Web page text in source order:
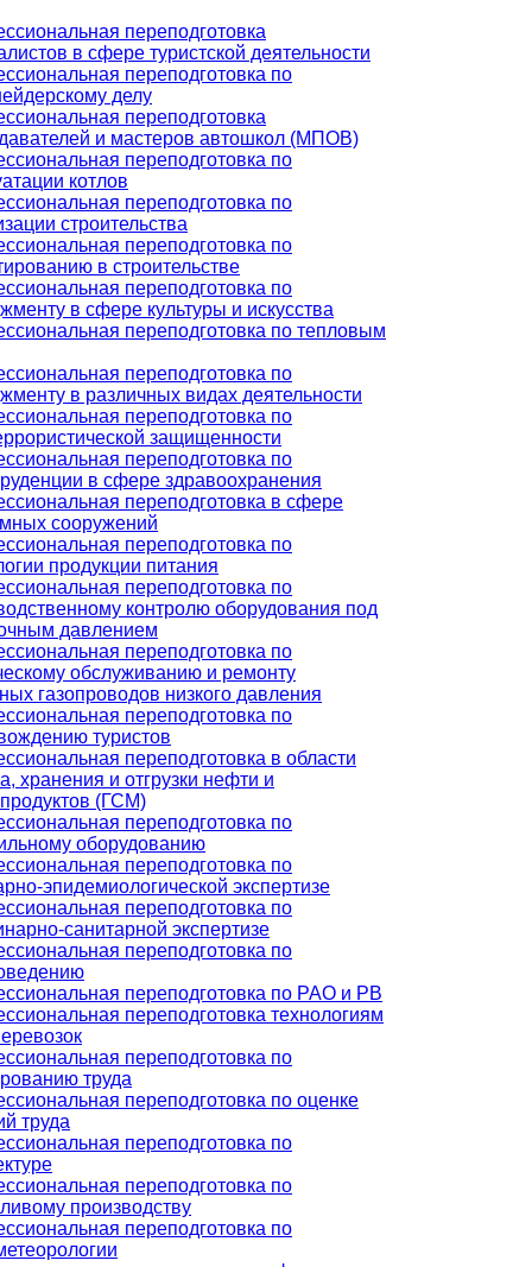
переподготовка
в сфере туристской деятельности
переподготовка по
делу
переподготовка
и мастеров автошкол (МПОВ)
переподготовка по
котлов
переподготовка по
строительства
переподготовка по
в строительстве
переподготовка по
в сфере культуры и искусства
переподготовка по тепловым
переподготовка по
в различных видах деятельности
переподготовка по
защищенности
переподготовка по
в сфере здравоохранения
переподготовка в сфере
сооружений
переподготовка по
продукции питания
переподготовка по
контролю оборудования под
давлением
переподготовка по
обслуживанию и ремонту
газопроводов низкого давления
переподготовка по
туристов
переподготовка в области
хранения и отгрузки нефти и
(ГСМ)
переподготовка по
оборудованию
переподготовка по
эпидемиологической экспертизе
переподготовка по
санитарной экспертизе
переподготовка по
переподготовка по РАО и РВ
переподготовка технологиям
переподготовка по
труда
переподготовка по оценке
труда
переподготовка по
переподготовка по
производству
переподготовка по